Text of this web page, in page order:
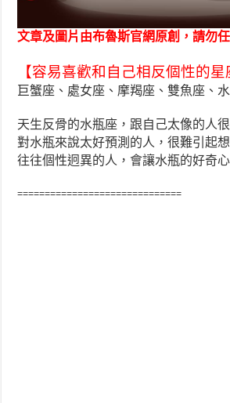
文章及圖片由布魯斯官網原創，請勿
【容易喜歡和自己相反個性的星
巨蟹座、處女座、摩羯座、雙魚座、
天生反骨的水瓶座，跟自己太像的人
對水瓶來說太好預測的人，很難引起
往往個性迥異的人，會讓水瓶的好奇心
==============================